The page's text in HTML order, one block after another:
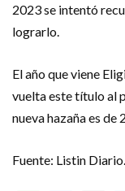
2023 se intentó
lograrlo.
El año que viene
vuelta este título al
nueva hazaña es de
Fuente: Listin Diario.